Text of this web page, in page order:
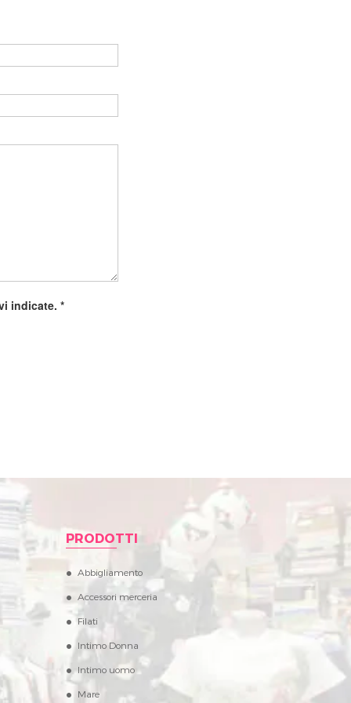
indicate. *
PRODOTTI
Abbigliamento
Accessori merceria
Filati
Intimo Donna
Intimo uomo
Mare